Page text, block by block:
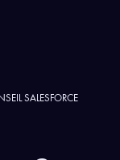
SALESFORCE